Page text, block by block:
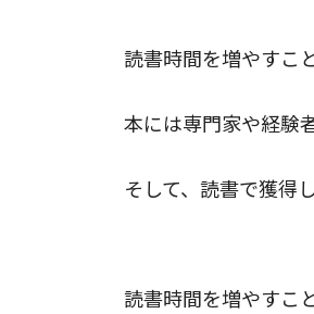
読書時間を増やすこ
本には専門家や経験
そして、読書で獲得
読書時間を増やすこ